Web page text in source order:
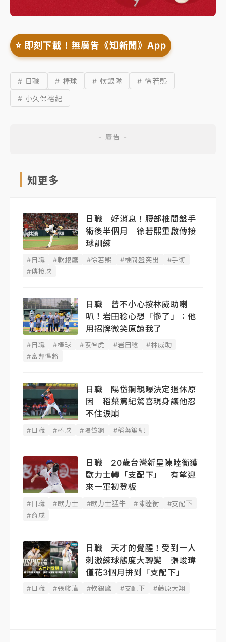
⭐️ 即刻下載！無廣告《知新聞》App
# 日職 # 棒球 # 軟銀隊
# 徐若熙
# 小久保裕紀
知更多
日職｜好消息！腰部椎間盤手
術後半個月 徐若熙重啟傳接
球訓練
#日職 #軟銀鷹 #徐若熙 #椎間盤突出
#手術
#傳接球
日職｜曾不小心按林威助喇
叭！岩田稔心想「慘了」：他
用招牌微笑原諒我了
#日職 #棒球 #阪神虎 #岩田稔
#林威助
#富邦悍將
日職｜陽岱鋼親曝決定退休原
因 稻葉篤紀驚喜現身讓他忍
不住淚崩
#日職 #棒球 #陽岱鋼 #稻葉篤紀
日職｜20歲台灣新星陳睦衡獲
歐力士轉「支配下」 有望迎
來一軍初登板
#日職 #歐力士 #歐力士猛牛 #陳睦衡
#支配下
#育成
日職｜天才的覺醒！受到一人
刺激練球態度大轉變 張峻瑋
僅花3個月拚到「支配下」
#日職 #張峻瑋 #軟銀鷹 #支配下 #藤原大翔